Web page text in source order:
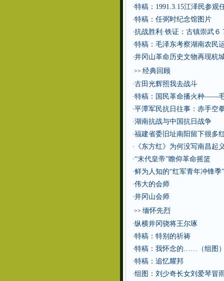
·特稿：1991.3.15江泽民参观
·特稿：任弼时纪念馆图片
·抗战胜利·铁证：古镇崇武６
·特稿：毛泽东考察湖南农民
·井冈山革命历史文物再现杭
>> 经典回顾
·古田光辉照我去战斗
·特稿：国民革命播火种——
·平潭军民抗日往事：赤手空
·湖南抗战与中国抗日战争
·福建省委旧址南阳留下很多
· 《东方红》为何没写南昌起
·“末代皇帝”瞻仰革命摇篮
·鲜为人知的“红军青年冲锋季”
·伟大的会师
·井冈山会师
>> 缅怀先烈
·纵横井冈骁将王尔琢
·特稿：特别的祈祷
·特稿：我怀念的……（组图
·特稿：追忆耀邦
·组图：刘少奇长女刘爱琴冒